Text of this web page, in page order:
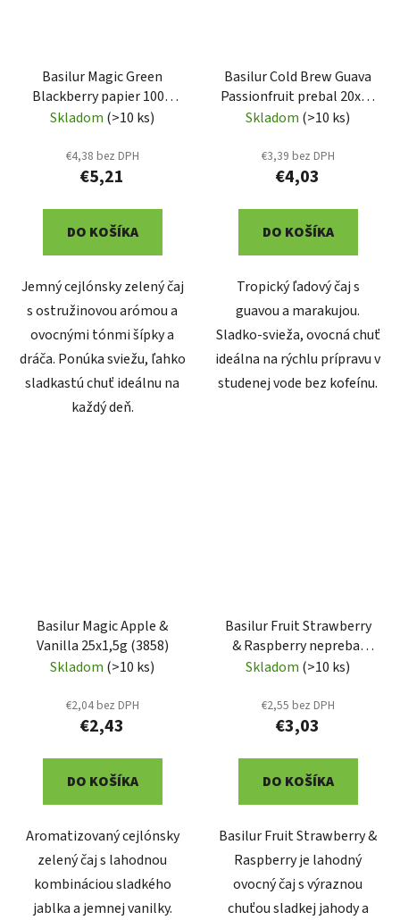
Basilur Magic Green
Blackberry papier 100g
(3806)
Skladom (>10 ks)
€4,38 bez DPH
€5,21
DO KOŠÍKA
Jemný cejlónsky zelený čaj
s ostružinovou arómou a
ovocnými tónmi šípky a
dráča. Ponúka sviežu, ľahko
sladkastú chuť ideálnu na
každý deň.
Basilur Cold Brew Guava
Passionfruit prebal 20x2g
(3990)
Skladom (>10 ks)
€3,39 bez DPH
€4,03
DO KOŠÍKA
Tropický ľadový čaj s
guavou a marakujou.
Sladko-svieža, ovocná chuť
ideálna na rýchlu prípravu v
studenej vode bez kofeínu.
Basilur Magic Apple &
Vanilla 25x1,5g (3858)
Skladom (>10 ks)
€2,04 bez DPH
€2,43
DO KOŠÍKA
Aromatizovaný cejlónsky
zelený čaj s lahodnou
kombináciou sladkého
jablka a jemnej vanilky.
Basilur Fruit Strawberry
& Raspberry neprebal
25x2g (7328)
Skladom (>10 ks)
€2,55 bez DPH
€3,03
DO KOŠÍKA
Basilur Fruit Strawberry &
Raspberry je lahodný
ovocný čaj s výraznou
chuťou sladkej jahody a